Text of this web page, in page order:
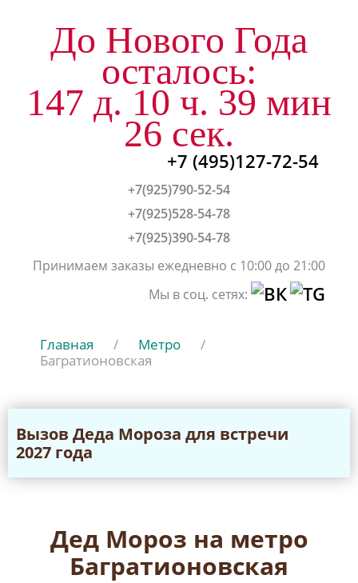
До Нового Года
осталось:
147 д. 10 ч. 39 мин
25 сек.
+7 (495)127-72-54
+7(925)790-52-54
+7(925)528-54-78
+7(925)390-54-78
Принимаем заказы ежедневно с 10:00 до 21:00
Мы в соц. сетях:
Главная / Метро
/
Багратионовская
Вызов Дeда Мороза для встречи
2027 года
Дед Мороз на метро
Багратионовская